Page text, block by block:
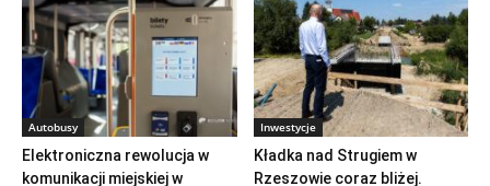
Autobusy
Elektroniczna rewolucja w
komunikacji miejskiej w
Inwestycje
Kładka nad Strugiem w
Rzeszowie coraz bliżej.